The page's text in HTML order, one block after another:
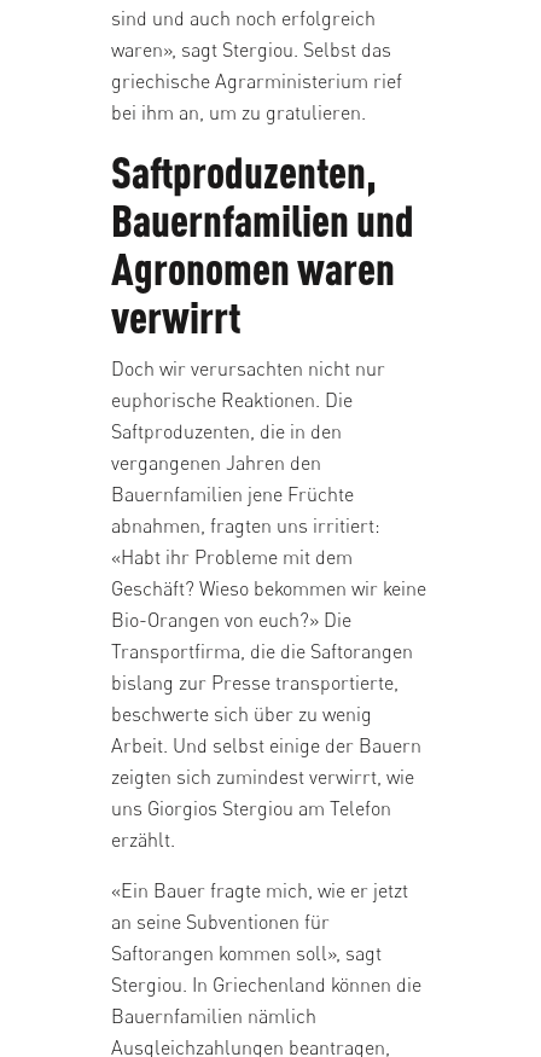
sind und auch noch erfolgreich
waren», sagt Stergiou. Selbst das
griechische Agrarministerium rief
bei ihm an, um zu gratulieren.
Saftproduzenten,
Bauernfamilien und
Agronomen waren
verwirrt
Doch wir verursachten nicht nur
euphorische Reaktionen. Die
Saftproduzenten, die in den
vergangenen Jahren den
Bauernfamilien jene Früchte
abnahmen, fragten uns irritiert:
«Habt ihr Probleme mit dem
Geschäft? Wieso bekommen wir keine
Bio-Orangen von euch?» Die
Transportfirma, die die Saftorangen
bislang zur Presse transportierte,
beschwerte sich über zu wenig
Arbeit. Und selbst einige der Bauern
zeigten sich zumindest verwirrt, wie
uns Giorgios Stergiou am Telefon
erzählt.
«Ein Bauer fragte mich, wie er jetzt
an seine Subventionen für
Saftorangen kommen soll», sagt
Stergiou. In Griechenland können die
Bauernfamilien nämlich
Ausgleichzahlungen beantragen,